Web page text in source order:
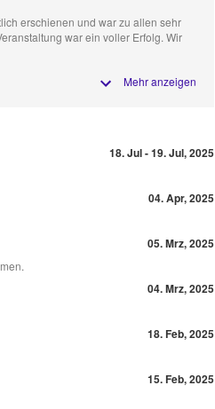
erschienen und war zu allen sehr
war ein voller Erfolg. Wir
Mehr anzeigen
18. Jul - 19. Jul, 2025
04. Apr, 2025
05. Mrz, 2025
04. Mrz, 2025
18. Feb, 2025
15. Feb, 2025